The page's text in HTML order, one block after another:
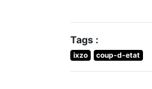
Tags :
ixzo coup-d-etat